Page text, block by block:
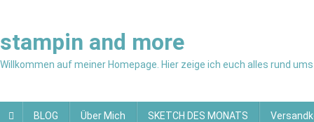
content
stampin and more
Willkommen auf meiner Homepage. Hier zeige ich euch alles rund
BLOG Über Mich SKETCH DES MONATS